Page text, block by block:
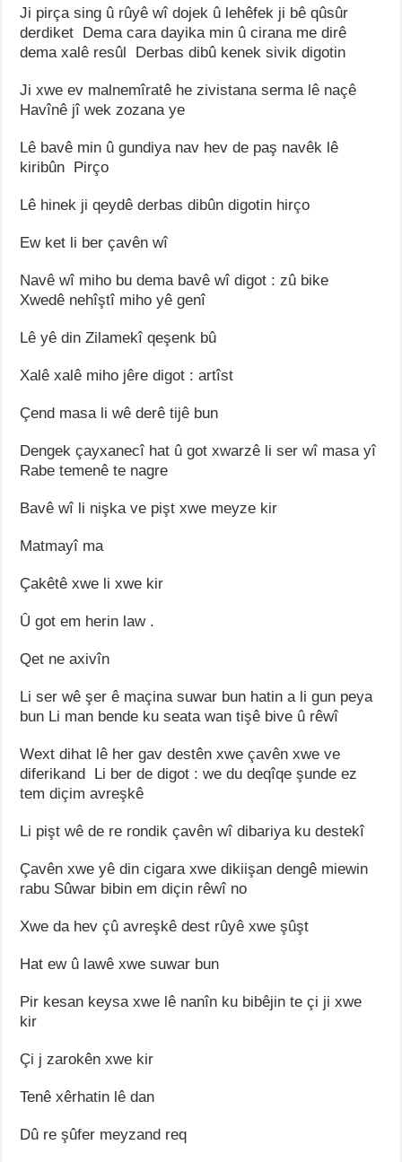
Ji pirça sing û rûyê wî dojek û lehêfek ji bê qûsûr
derdiket Dema cara dayika min û cirana me dirê
dema xalê resûl Derbas dibû kenek sivik digotin
Ji xwe ev malnemîratê he zivistana serma lê naçê
Havînê jî wek zozana ye
Lê bavê min û gundiya nav hev de paş navêk lê
kiribûn Pirço
Lê hinek ji qeydê derbas dibûn digotin hirço
Ew ket li ber çavên wî
Navê wî miho bu dema bavê wî digot : zû bike
Xwedê nehîştî miho yê genî
Lê yê din Zilamekî qeşenk bû
Xalê xalê miho jêre digot : artîst
Çend masa li wê derê tijê bun
Dengek çayxanecî hat û got xwarzê li ser wî masa yî
Rabe temenê te nagre
Bavê wî li nişka ve pişt xwe meyze kir
Matmayî ma
Çakêtê xwe li xwe kir
Û got em herin law .
Qet ne axivîn
Li ser wê şer ê maçina suwar bun hatin a li gun peya
bun Li man bende ku seata wan tişê bive û rêwî
Wext dihat lê her gav destên xwe çavên xwe ve
diferikand Li ber de digot : we du deqîqe şunde ez
tem diçim avreşkê
Li pişt wê de re rondik çavên wî dibariya ku destekî
Çavên xwe yê din cigara xwe dikiişan dengê miewin
rabu Sûwar bibin em diçin rêwî no
Xwe da hev çû avreşkê dest rûyê xwe şûşt
Hat ew û lawê xwe suwar bun
Pir kesan keysa xwe lê nanîn ku bibêjin te çi ji xwe
kir
Çi j zarokên xwe kir
Tenê xêrhatin lê dan
Dû re şûfer meyzand req